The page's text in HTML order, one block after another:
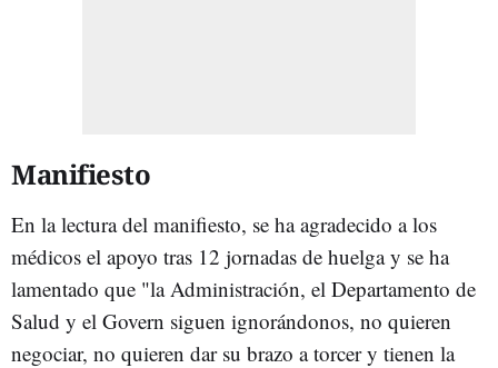
Manifiesto
En la lectura del manifiesto, se ha agradecido a los
médicos el apoyo tras 12 jornadas de huelga y se ha
lamentado que "la Administración, el Departamento de
Salud y el Govern siguen ignorándonos, no quieren
negociar, no quieren dar su brazo a torcer y tienen la